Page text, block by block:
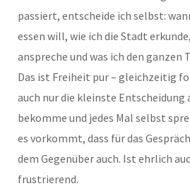
passiert, entscheide ich selbst:
essen will, wie ich die Stadt
anspreche und was ich den ganzen
Das ist Freiheit pur – gleichzeitig
auch nur die kleinste Entscheidung
bekomme und jedes Mal selbst
es vorkommt, dass für das
dem Gegenüber auch. Ist ehrlich
frustrierend.